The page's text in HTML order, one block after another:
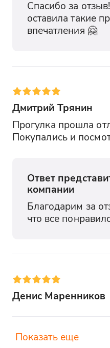
Спасибо за
оставила такие
впечатления 🤗
Дмитрий Трянин
Прогулка прошла
Покупались и
Ответ
компании
Благодарим за
что все
Денис Маренников
Показать еще